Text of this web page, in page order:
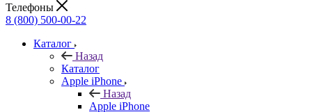
Телефоны
8 (800) 500-00-22
Каталог
Назад
Каталог
Apple iPhone
Назад
Apple iPhone